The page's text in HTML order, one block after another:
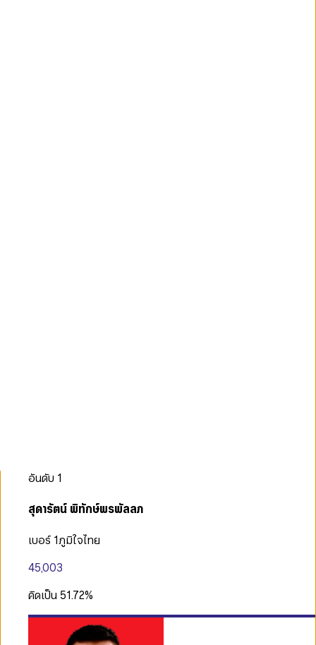
อันดับ 1
สุดารัตน์ พิทักษ์พรพัลลภ
เบอร์ 1ภูมิใจไทย
45,003
คิดเป็น 51.72%